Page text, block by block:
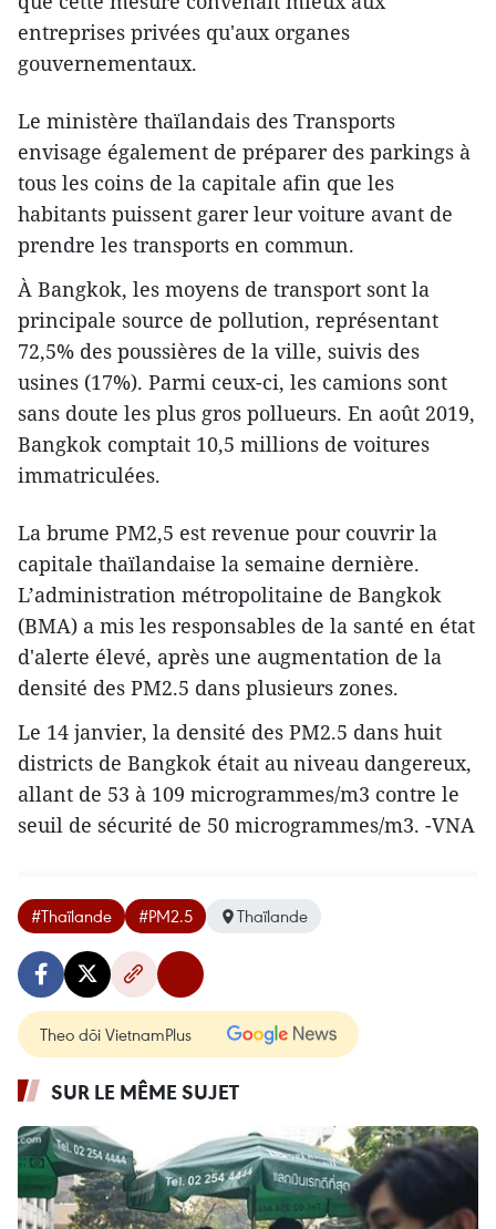
entreprises privées qu'aux organes
gouvernementaux.
Le ministère thaïlandais des Transports
envisage également de préparer des parkings à
tous les coins de la capitale afin que les
habitants puissent garer leur voiture avant de
prendre les transports en commun.
À Bangkok, les moyens de transport sont la
principale source de pollution, représentant
72,5% des poussières de la ville, suivis des
usines (17%). Parmi ceux-ci, les camions sont
sans doute les plus gros pollueurs. En août 2019,
Bangkok comptait 10,5 millions de voitures
immatriculées.
La brume PM2,5 est revenue pour couvrir la
capitale thaïlandaise la semaine dernière.
L’administration métropolitaine de Bangkok
(BMA) a mis les responsables de la santé en état
d'alerte élevé, après une augmentation de la
densité des PM2.5 dans plusieurs zones.
Le 14 janvier, la densité des PM2.5 dans huit
districts de Bangkok était au niveau dangereux,
allant de 53 à 109 microgrammes/m3 contre le
seuil de sécurité de 50 microgrammes/m3. -VNA
#Thaïlande #PM2.5 Thaïlande
Theo dõi VietnamPlus
SUR LE MÊME SUJET